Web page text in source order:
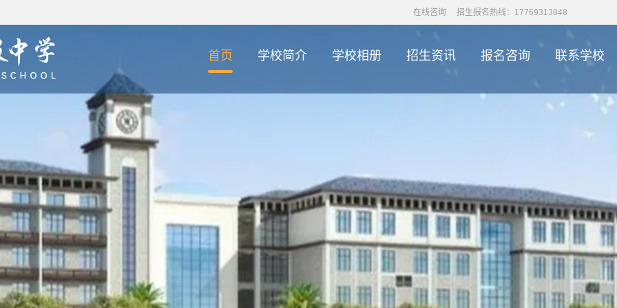
在线咨询 招生报名热线：17769313848
首页 学校简介 学校相册 招生资讯 报名咨询 联系学校